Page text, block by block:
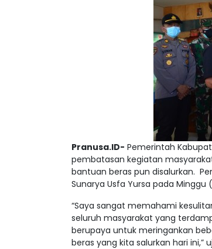
Pranusa.ID- Pemerintah
pembatasan kegiatan
bantuan beras pun disalurkan.
Sunarya Usfa Yursa pada Minggu
“Saya sangat memahami
seluruh masyarakat yang
berupaya untuk meringankan
beras yang kita salurkan hari ini,”